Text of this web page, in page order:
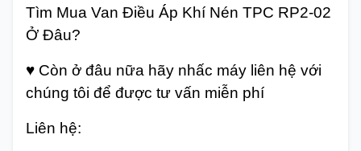
Tìm Mua Van Điều Áp Khí Nén TPC RP2-02
Ở Đâu?
♥ Còn ở đâu nữa hãy nhấc máy liên hệ với
chúng tôi để được tư vấn miễn phí
Liên hệ: